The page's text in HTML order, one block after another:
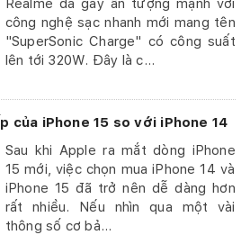
Realme đã gây ấn tượng mạnh với
công nghệ sạc nhanh mới mang tên
"SuperSonic Charge" có công suất
lên tới 320W. Đây là c...
của iPhone 15 so với iPhone 14
Sau khi Apple ra mắt dòng iPhone
15 mới, việc chọn mua iPhone 14 và
iPhone 15 đã trở nên dễ dàng hơn
rất nhiều. Nếu nhìn qua một vài
thông số cơ bả...